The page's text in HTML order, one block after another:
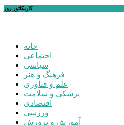
کاریکاتور روز
خانه
اجتماعی
سیاسی
فرهنگ و هنر
علم و فناوری
پزشکی و سلامت
اقتصادی
ورزشی
آموزش و پرورش